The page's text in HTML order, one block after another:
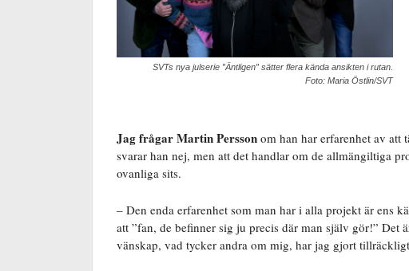
SVTs nya julserie ”Äntligen” sätter flera kända ansikten i rutan.
Foto: Maria Östlin/SVT
Jag frågar Martin Persson om han har erfarenhet av
svarar han nej, men att det handlar om de allmängiltiga
ovanliga sits.
– Den enda erfarenhet som man har i alla projekt är ens
att ”fan, de befinner sig ju precis där man själv gör!” Det
vänskap, vad tycker andra om mig, har jag gjort